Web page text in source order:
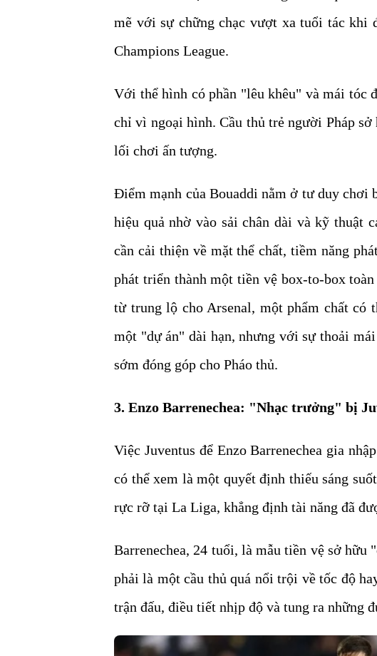
mẽ với sự chững chạc vượt xa tuổi tác khi
Champions League.
Với thể hình có phần "lêu khêu" và mái tóc
chỉ vì ngoại hình. Cầu thủ trẻ người Pháp
lối chơi ấn tượng.
Điểm mạnh của Bouaddi nằm ở tư duy chơi
hiệu quả nhờ vào sải chân dài và kỹ thuật
cần cải thiện về mặt thể chất, tiềm năng
phát triển thành một tiền vệ box-to-box
từ trung lộ cho Arsenal, một phẩm chất có
một "dự án" dài hạn, nhưng với sự thoải
sớm đóng góp cho Pháo thủ.
3. Enzo Barrenechea: "Nhạc trưởng" bị
Việc Juventus để Enzo Barrenechea gia
có thể xem là một quyết định thiếu sáng
rực rỡ tại La Liga, khẳng định tài năng đã
Barrenechea, 24 tuổi, là mẫu tiền vệ sở hữu
phải là một cầu thủ quá nổi trội về tốc độ
trận đấu, điều tiết nhịp độ và tung ra những